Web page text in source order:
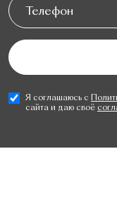
Я соглашаюсь с
сайта и даю своё